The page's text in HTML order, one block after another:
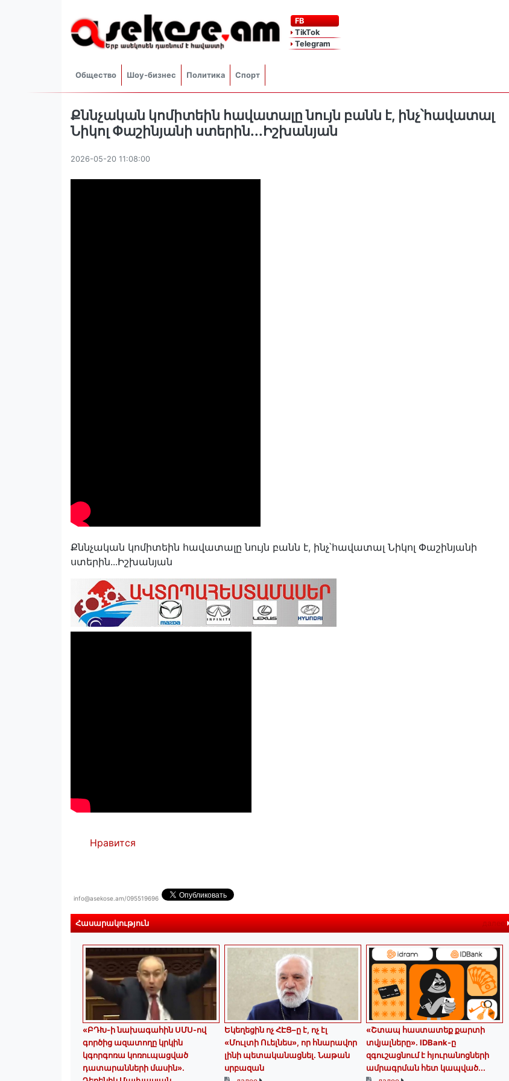
FB
TikTok
Telegram
Общество Шоу-бизнес Политика Спорт
Քննչական կոմիտեին հավատալը նույն բանն է, ինչ՝հավատալ
Նիկոլ Փաշինյանի ստերին․․․Իշխանյան
2026-05-20 11:08:00
Քննչական կոմիտեին հավատալը նույն բանն է, ինչ՝հավատալ Նիկոլ Փաշինյանի
ստերին․․․Իշխանյան
Нравится
info@asekose.am/095519696
Հասարակություն далее
«ԲԴԽ-ի նախագահին ՍՄՍ-ով
գործից ազատողը կրկին
կգորգոռա կոռուպացված
դատարանների մասին».
Եկեղեցին ոչ ՀԷՑ–ը է, ոչ էլ
«Մուլտի Ուելնես», որ հնարավոր
լինի պետականացնել. Նաթան
սրբազան
«Շտապ հաստատեք քարտի
տվյալները»․ IDBank-ը
զգուշացնում է հյուրանոցների
ամրագրման հետ կապված...